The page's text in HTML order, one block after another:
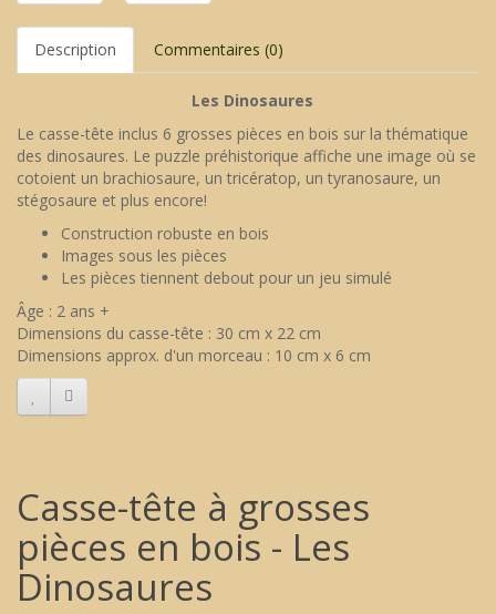
Description Commentaires (0)
Les Dinosaures
Le casse-tête inclus 6 grosses pièces en bois sur la thématique
des dinosaures. Le puzzle préhistorique affiche une image où se
cotoient un brachiosaure, un tricératop, un tyranosaure, un
stégosaure et plus encore!
Construction robuste en bois
Images sous les pièces
Les pièces tiennent debout pour un jeu simulé
Âge : 2 ans +
Dimensions du casse-tête : 30 cm x 22 cm
Dimensions approx. d'un morceau : 10 cm x 6 cm
Casse-tête à grosses
pièces en bois - Les
Dinosaures